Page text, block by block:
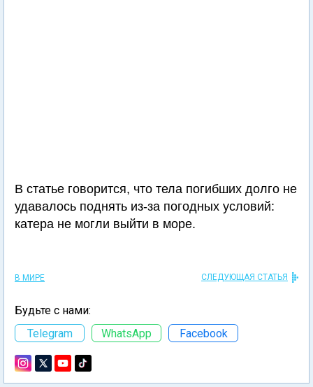
В статье говорится, что тела погибших долго не
удавалось поднять из-за погодных условий:
катера не могли выйти в море.
В МИРЕ СЛЕДУЮЩАЯ СТАТЬЯ
Будьте с нами:
Telegram
WhatsApp Facebook